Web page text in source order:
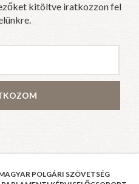
kitöltve iratkozzon fel
POLGÁRI SZÖVETSÉG